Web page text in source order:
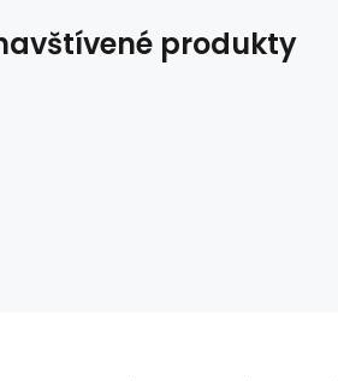
produkty